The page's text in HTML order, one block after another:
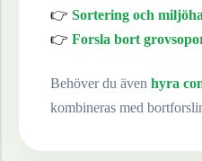
👉 Sortering och
👉 Forsla bort
Behöver du även hyra
kombineras med